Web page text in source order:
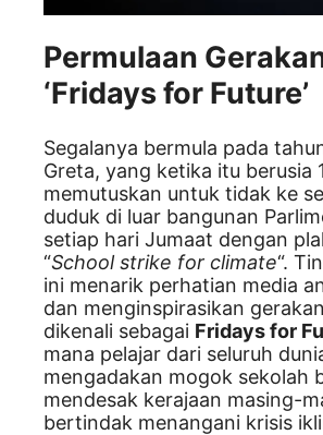
Permulaan
‘Fridays for Future’
Segalanya bermula pada
Greta, yang ketika itu berusia
memutuskan untuk tidak ke
duduk di luar bangunan
setiap hari Jumaat dengan
“School strike for climate“.
ini menarik perhatian media
dan menginspirasikan
dikenali sebagai Fridays for
mana pelajar dari seluruh
mengadakan mogok sekolah
mendesak kerajaan masing-
bertindak menangani krisis